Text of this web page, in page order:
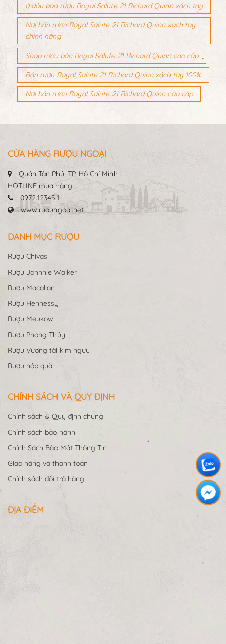
ở đâu bán rượu Royal Salute 21 Richard Quinn xách tay
Nơi bán rượu Royal Salute 21 Richard Quinn xách tay
chính hãng
Shop rượu bán Royal Salute 21 Richard Quinn cao cấp
Bán rượu Royal Salute 21 Richard Quinn xách tay 100%
Nơi bán rượu Royal Salute 21 Richard Quinn cao cấp
CỬA HÀNG RƯỢU NGOẠI
Quận Tân Phú, TP. Hồ Chí Minh
HOTLINE mua hàng
0972.12345.1
www.ruoungoai.net
DANH MỤC RƯỢU
Rượu Chivas
Rượu Johnnie Walker
Rượu Macallan
Rượu Hennessy
Rượu Meukow
Rượu Phong Thủy
Rượu Vương tài kim ngưu
Rượu hộp quà
CHÍNH SÁCH VÀ QUY ĐỊNH
Chính sách & Quy định chung
Chính sách bảo hành
Chính Sách Bảo Mật Thông Tin
Giao hàng và thanh toán
Chính sách đổi trả hàng
ĐỊA ĐIỂM